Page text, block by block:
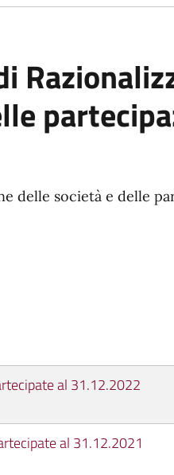
delle società e delle
al 31.12.2022
al 31.12.2021